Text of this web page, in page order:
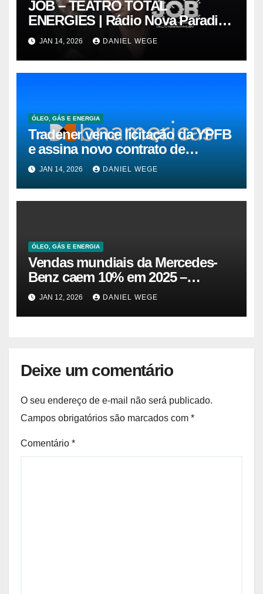
JOB – TEATRO TOTAL
ENERGIES | Rádio Nova Paradiso
FMJAN 14, 2026 DANIEL WEGE
ÓLEO, GÁS E ENERGIA
Tradener vence licitação da YPFB
e assina novo contrato de
suprimento de gás natural para o
Brasil
JAN 14, 2026 DANIEL WEGE
ÓLEO, GÁS E ENERGIA
Vendas mundiais da Mercedes-
Benz caem 10% em 2025 –
Impala.pt
JAN 12, 2026 DANIEL WEGE
Deixe um comentário
O seu endereço de e-mail não será publicado.
Campos obrigatórios são marcados com *
Comentário *